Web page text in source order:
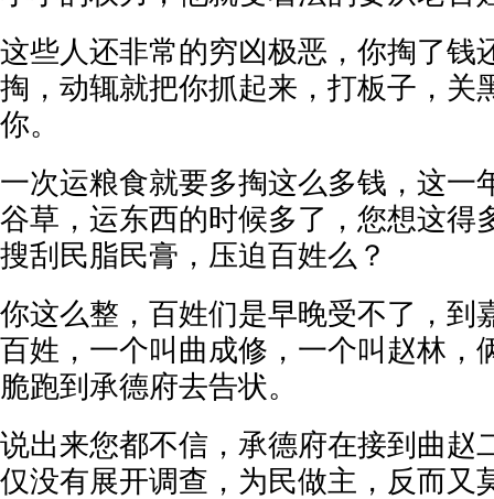
这些人还非常的穷凶极恶，你掏了钱
掏，动辄就把你抓起来，打板子，关
你。
一次运粮食就要多掏这么多钱，这一
谷草，运东西的时候多了，您想这得
搜刮民脂民膏，压迫百姓么？
你这么整，百姓们是早晚受不了，到
百姓，一个叫曲成修，一个叫赵林，
脆跑到承德府去告状。
说出来您都不信，承德府在接到曲赵
仅没有展开调查，为民做主，反而又